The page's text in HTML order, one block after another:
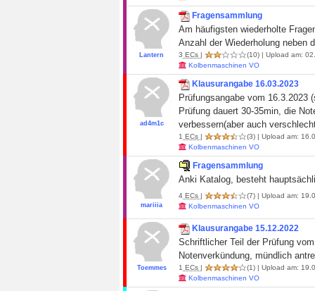
Lantern
Fragensammlung
Am häufigsten wiederholte
Anzahl der Wiederholung neben
3 ECs | (10) | Upload am:
Kolbenmaschinen VO
ad4m1c
Klausurangabe 16.03.2023
Prüfungsangabe vom 16.3.2023
Prüfung dauert 30-35min, die
verbessern(aber auch
1 ECs | (3) | Upload am:
Kolbenmaschinen VO
mariiia
Fragensammlung
Anki Katalog, besteht
4 ECs | (7) | Upload am:
Kolbenmaschinen VO
Toemmes
Klausurangabe 15.12.2022
Schriftlicher Teil der Prüfung
Notenverkündung, mündlich
1 ECs | (1) | Upload am:
Kolbenmaschinen VO